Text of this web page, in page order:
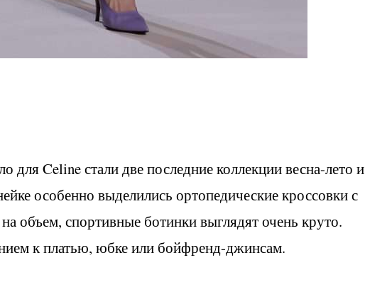
Celine стали две последние коллекции весна-лето и
особенно выделились ортопедические кроссовки с
объем, спортивные ботинки выглядят очень круто.
к платью, юбке или бойфренд-джинсам.